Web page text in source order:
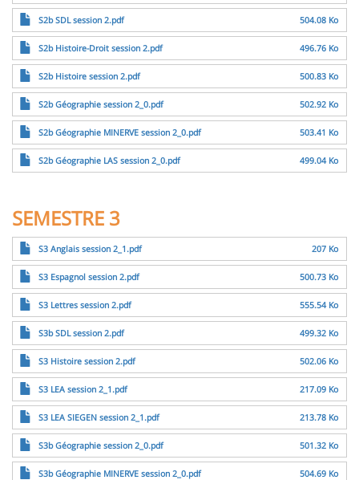
FichierS2b SDL session 2.pdf 504.08 Ko
FichierS2b Histoire-Droit session 2.pdf 496.76 Ko
FichierS2b Histoire session 2.pdf 500.83 Ko
FichierS2b Géographie session 2_0.pdf 502.92 Ko
FichierS2b Géographie MINERVE session 2_0.pdf 503.41 Ko
FichierS2b Géographie LAS session 2_0.pdf 499.04 Ko
SEMESTRE 3
FichierS3 Anglais session 2_1.pdf 207 Ko
FichierS3 Espagnol session 2.pdf 500.73 Ko
FichierS3 Lettres session 2.pdf 555.54 Ko
FichierS3b SDL session 2.pdf 499.32 Ko
FichierS3 Histoire session 2.pdf 502.06 Ko
FichierS3 LEA session 2_1.pdf 217.09 Ko
FichierS3 LEA SIEGEN session 2_1.pdf 213.78 Ko
FichierS3b Géographie session 2_0.pdf 501.32 Ko
FichierS3b Géographie MINERVE session 2_0.pdf 504.69 Ko